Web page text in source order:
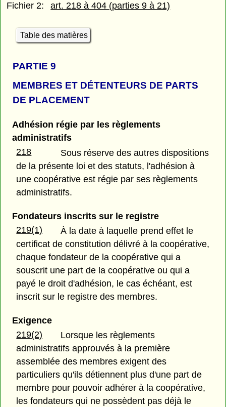
Fichier 2:
art. 218 à 404 (parties 9 à 21)
Table des matières
PARTIE 9
MEMBRES ET DÉTENTEURS DE PARTS
DE PLACEMENT
Adhésion régie par les règlements
administratifs
218
Sous réserve des autres dispositions
de la présente loi et des statuts, l'adhésion à
une coopérative est régie par ses règlements
administratifs.
Fondateurs inscrits sur le registre
219(1)
À la date à laquelle prend effet le
certificat de constitution délivré à la coopérative,
chaque fondateur de la coopérative qui a
souscrit une part de la coopérative ou qui a
payé le droit d'adhésion, le cas échéant, est
inscrit sur le registre des membres.
Exigence
219(2)
Lorsque les règlements
administratifs approuvés à la première
assemblée des membres exigent des
particuliers qu'ils détiennent plus d'une part de
membre pour pouvoir adhérer à la coopérative,
les fondateurs qui ne possèdent pas déjà le